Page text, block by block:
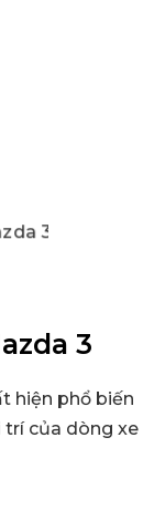
3
hiện phổ biến
trí của dòng xe